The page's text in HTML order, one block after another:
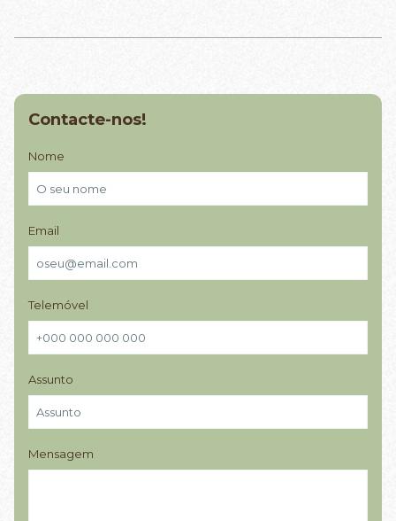
Contacte-nos!
Nome
Email
Telemóvel
Assunto
Mensagem